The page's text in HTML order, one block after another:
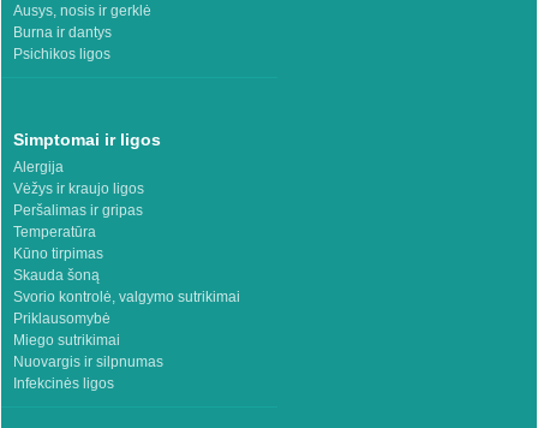
Ausys, nosis ir gerklė
Burna ir dantys
Psichikos ligos
Simptomai ir ligos
Alergija
Vėžys ir kraujo ligos
Peršalimas ir gripas
Temperatūra
Kūno tirpimas
Skauda šoną
Svorio kontrolė, valgymo sutrikimai
Priklausomybė
Miego sutrikimai
Nuovargis ir silpnumas
Infekcinės ligos